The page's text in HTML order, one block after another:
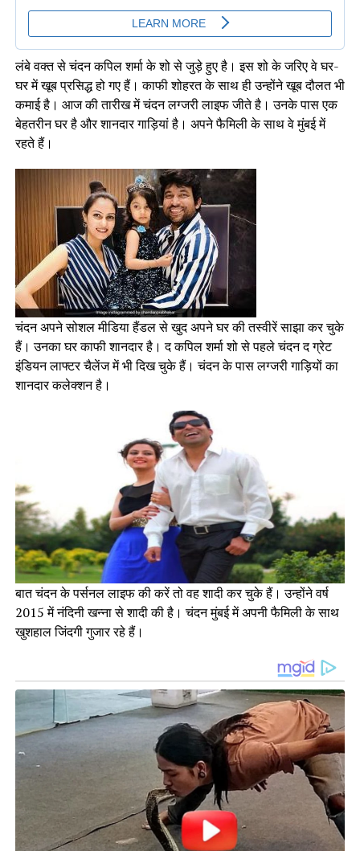
लंबे वक्त से चंदन कपिल शर्मा के शो से जुड़े हुए है। इस शो के जरिए वे घर-
घर में खूब प्रसिद्ध हो गए हैं। काफी शोहरत के साथ ही उन्होंने खूब दौलत भी
कमाई है। आज की तारीख में चंदन लग्जरी लाइफ जीते है। उनके पास एक
बेहतरीन घर है और शानदार गाड़ियां है। अपने फैमिली के साथ वे मुंबई में
रहते हैं।
चंदन अपने सोशल मीडिया हैंडल से खुद अपने घर की तस्वीरें साझा कर चुके
हैं। उनका घर काफी शानदार है। द कपिल शर्मा शो से पहले चंदन द ग्रेट
इंडियन लाफ्टर चैलेंज में भी दिख चुके हैं। चंदन के पास लग्जरी गाड़ियों का
शानदार कलेक्शन है।
बात चंदन के पर्सनल लाइफ की करें तो वह शादी कर चुके हैं। उन्होंने वर्ष
2015 में नंदिनी खन्ना से शादी की है। चंदन मुंबई में अपनी फैमिली के साथ
खुशहाल जिंदगी गुजार रहे हैं।